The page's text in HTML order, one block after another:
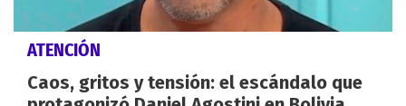
ATENCIÓN
Caos, gritos y tensión: el escándalo que